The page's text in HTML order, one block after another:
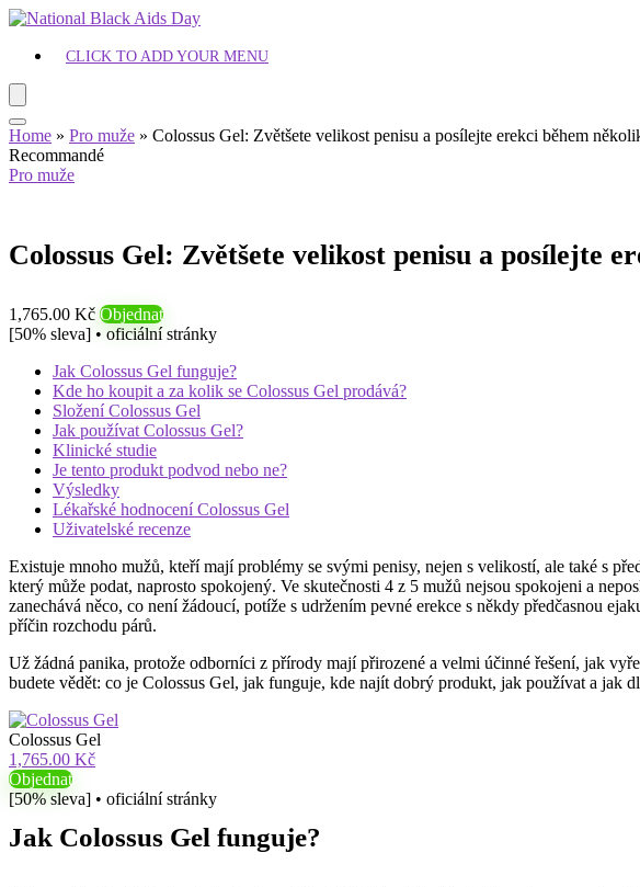
CLICK TO ADD YOUR MENU
Home » Pro muže » Colossus Gel: Zvětšete velikost penisu a posílejte erekci během
Recommandé
Pro muže
Colossus Gel: Zvětšete velikost penisu a posílejte
1,765.00 Kč Objednat
[50% sleva] • oficiální stránky
Jak Colossus Gel funguje?
Kde ho koupit a za kolik se Colossus Gel prodává?
Složení Colossus Gel
Jak používat Colossus Gel?
Klinické studie
Je tento produkt podvod nebo ne?
Výsledky
Lékařské hodnocení Colossus Gel
Uživatelské recenze
Existuje mnoho mužů, kteří mají problémy se svými penisy, nejen s velikostí, ale také s
který může podat, naprosto spokojený. Ve skutečnosti 4 z 5 mužů nejsou spokojeni a
zanechává něco, co není žádoucí, potíže s udržením pevné erekce s někdy předčasnou
příčin rozchodu párů.
Už žádná panika, protože odborníci z přírody mají přirozené a velmi účinné řešení, jak
budete vědět: co je Colossus Gel, jak funguje, kde najít dobrý produkt, jak používat a jak
Colossus Gel
1,765.00 Kč
Objednat
[50% sleva] • oficiální stránky
Jak Colossus Gel funguje?